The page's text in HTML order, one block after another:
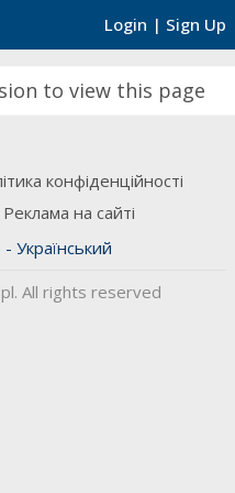
Login | Sign Up
to view this page
конфіденційності
Реклама на сайті
Український
All rights reserved